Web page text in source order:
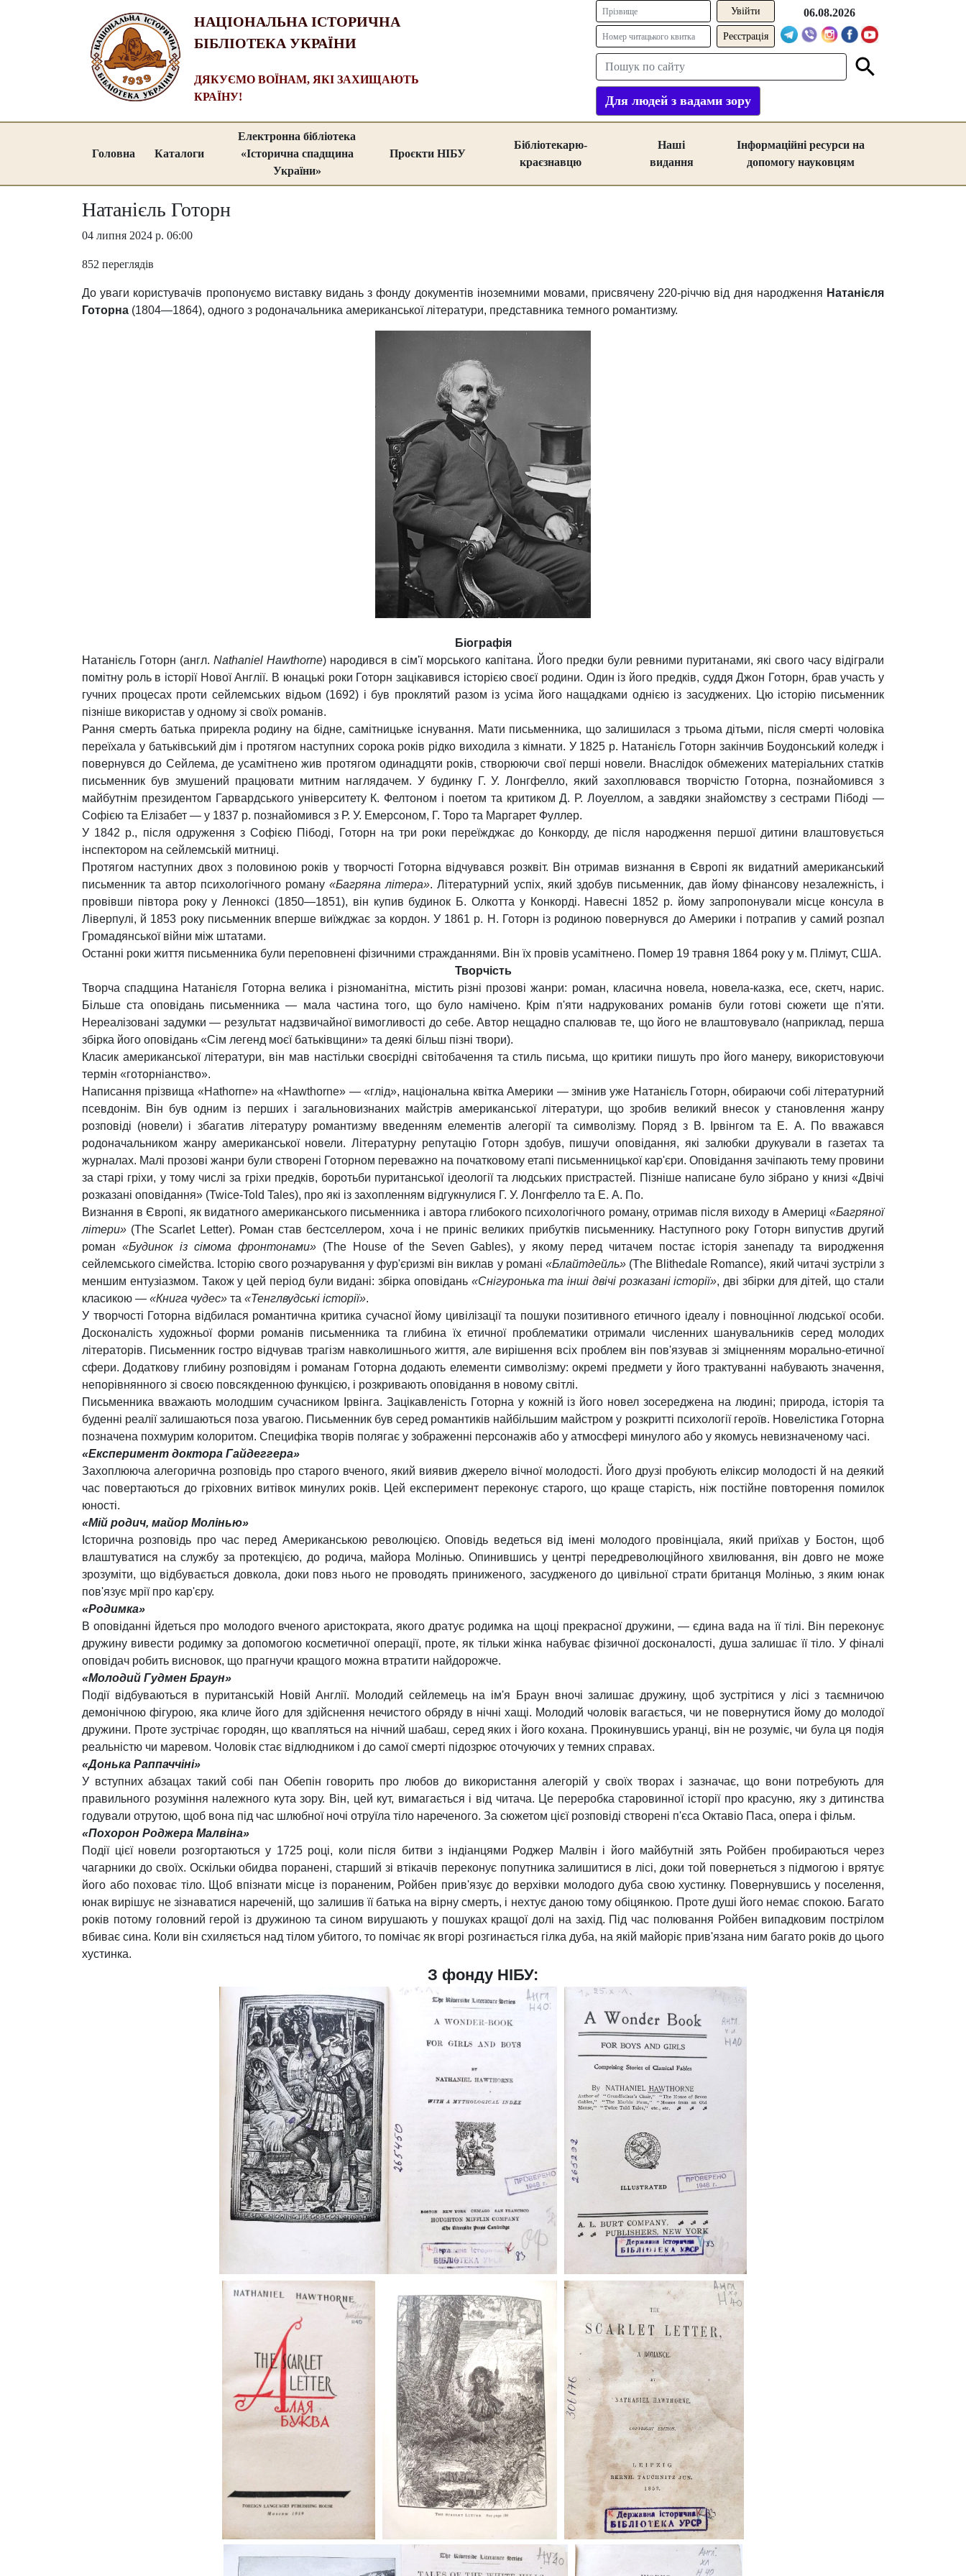
НАЦІОНАЛЬНА ІСТОРИЧНА
БІБЛІОТЕКА УКРАЇНИ
ДЯКУЄМО ВОЇНАМ, ЯКІ ЗАХИЩАЮТЬ
КРАЇНУ!
Реєстрація
06.08.2026
Для людей з вадами зору
Головна Каталоги
Електронна бібліотека
«Історична спадщина
України»
Проєкти НІБУ
Бібліотекарю-
краєзнавцю
Наші
видання
Інформаційні ресурси на
допомогу науковцям
Натанієль Готорн
04 липня 2024 р. 06:00
852 переглядів
До уваги користувачів пропонуємо виставку видань з фонду документів іноземними мовами, присвячену 220-річчю від дня народження Натанієля
Готорна (1804—1864), одного з родоначальника американської літератури, представника темного романтизму.
Біографія
Натанієль Готорн (англ.Nathaniel Hawthorne) народився в сім'ї морського капітана. Його предки були ревними пуританами, які свого часу відіграли
помітну роль в історії Нової Англії. В юнацькі роки Готорн зацікавився історією своєї родини. Один із його предків, суддя Джон Готорн, брав участь у
гучних процесах проти сейлемських відьом (1692) і був проклятий разом із усіма його нащадками однією із засуджених. Цю історію письменник
пізніше використав у одному зі своїх романів.
Рання смерть батька прирекла родину на бідне, самітницьке існування. Мати письменника, що залишилася з трьома дітьми, після смерті чоловіка
переїхала у батьківський дім і протягом наступних сорока років рідко виходила з кімнати. У 1825 р. Натанієль Готорн закінчив Боудонський коледж і
повернувся до Сейлема, де усамітнено жив протягом одинадцяти років, створюючи свої перші новели. Внаслідок обмежених матеріальних статків
письменник був змушений працювати митним наглядачем. У будинку Г. У. Лонгфелло, який захоплювався творчістю Готорна, познайомився з
майбутнім президентом Гарвардського університету К. Фелтоном і поетом та критиком Д. Р. Лоуеллом, а завдяки знайомству з сестрами Пібоді —
Софією та Елізабет — у 1837 р. познайомився з Р. У. Емерсоном, Г. Торо та Маргарет Фуллер.
У 1842 р., після одруження з Софією Пібоді, Готорн на три роки переїжджає до Конкорду, де після народження першої дитини влаштовується
інспектором на сейлемській митниці.
Протягом наступних двох з половиною років у творчості Готорна відчувався розквіт. Він отримав визнання в Європі як видатний американський
письменник та автор психологічного роману«Багряна літера». Літературний успіх, який здобув письменник, дав йому фінансову незалежність, і
провівши півтора року у Ленноксі (1850—1851), він купив будинок Б. Олкотта у Конкорді. Навесні 1852 р. йому запропонували місце консула в
Ліверпулі, й 1853 року письменник вперше виїжджає за кордон. У 1861 р. Н. Готорн із родиною повернувся до Америки і потрапив у самий розпал
Громадянської війни між штатами.
Останні роки життя письменника були переповнені фізичними стражданнями. Він їх провів усамітнено. Помер 19 травня 1864 року у м. Плімут, США.
Творчість
Творча спадщина Натанієля Готорна велика і різноманітна, містить різні прозові жанри: роман, класична новела, новела-казка, есе, скетч, нарис.
Більше ста оповідань письменника — мала частина того, що було намічено. Крім п'яти надрукованих романів були готові сюжети ще п'яти.
Нереалізовані задумки — результат надзвичайної вимогливості до себе. Автор нещадно спалював те, що його не влаштовувало (наприклад, перша
збірка його оповідань «Сім легенд моєї батьківщини» та деякі більш пізні твори).
Класик американської літератури, він мав настільки своєрідні світобачення та стиль письма, що критики пишуть про його манеру, використовуючи
термін «готорніанство».
Написання прізвища «Hathorne» на «Hawthorne» — «глід», національна квітка Америки — змінив уже Натанієль Готорн, обираючи собі літературний
псевдонім. Він був одним із перших і загальновизнаних майстрів американської літератури, що зробив великий внесок у становлення жанру
розповіді (новели) і збагатив літературу романтизму введенням елементів алегорії та символізму. Поряд з В. Ірвінгом та Е. А. По вважався
родоначальником жанру американської новели. Літературну репутацію Готорн здобув, пишучи оповідання, які залюбки друкували в газетах та
журналах. Малі прозові жанри були створені Готорном переважно на початковому етапі письменницької кар'єри. Оповідання зачіпають тему провини
за старі гріхи, у тому числі за гріхи предків, боротьби пуританської ідеології та людських пристрастей. Пізніше написане було зібрано у книзі «Двічі
розказані оповідання» (Twice-Told Tales), про які із захопленням відгукнулися Г. У. Лонгфелло та Е. А. По.
Визнання в Європі, як видатного американського письменника і автора глибокого психологічного роману, отримав після виходу в Америці «Багряної
літери» (The Scarlet Letter). Роман став бестселлером, хоча і не приніс великих прибутків письменнику. Наступного року Готорн випустив другий
роман «Будинок із сімома фронтонами»(The House of the Seven Gables), у якому перед читачем постає історія занепаду та виродження
сейлемського сімейства. Історію свого розчарування у фур'єризмі він виклав у романі «Блайтдейль»(The Blithedale Romance), який читачі зустріли з
меншим ентузіазмом. Також у цей період були видані: збірка оповідань «Снігуронька та інші двічі розказані історії», дві збірки для дітей, що стали
класикою — «Книга чудес» та «Тенглвудські історії».
У творчості Готорна відбилася романтична критика сучасної йому цивілізації та пошуки позитивного етичного ідеалу і повноцінної людської особи.
Досконалість художньої форми романів письменника та глибина їх етичної проблематики отримали численних шанувальників серед молодих
літераторів. Письменник гостро відчував трагізм навколишнього життя, але вирішення всіх проблем він пов'язував зі зміцненням морально-етичної
сфери. Додаткову глибину розповідям і романам Готорна додають елементи символізму: окремі предмети у його трактуванні набувають значення,
непорівнянного зі своєю повсякденною функцією, і розкривають оповідання в новому світлі.
Письменника вважають молодшим сучасником Ірвінга. Зацікавленість Готорна у кожній із його новел зосереджена на людині; природа, історія та
буденні реалії залишаються поза увагою. Письменник був серед романтиків найбільшим майстром у розкритті психології героїв. Новелістика Готорна
позначена похмурим колоритом. Специфіка творів полягає у зображенні персонажів або у атмосфері минулого або у якомусь невизначеному часі.
«Експеримент доктора Гайдеггера»
Захоплююча алегорична розповідь про старого вченого, який виявив джерело вічної молодості. Його друзі пробують еліксир молодості й на деякий
час повертаються до гріховних витівок минулих років. Цей експеримент переконує старого, що краще старість, ніж постійне повторення помилок
юності.
«Мій родич, майор Молінью»
Історична розповідь про час перед Американською революцією. Оповідь ведеться від імені молодого провінціала, який приїхав у Бостон, щоб
влаштуватися на службу за протекцією, до родича, майора Молінью. Опинившись у центрі передреволюційного хвилювання, він довго не може
зрозуміти, що відбувається довкола, доки повз нього не проводять приниженого, засудженого до цивільної страти британця Молінью, з яким юнак
пов'язує мрії про кар'єру.
«Родимка»
В оповіданні йдеться про молодого вченого аристократа, якого дратує родимка на щоці прекрасної дружини, — єдина вада на її тілі. Він переконує
дружину вивести родимку за допомогою косметичної операції, проте, як тільки жінка набуває фізичної досконалості, душа залишає її тіло. У фіналі
оповідач робить висновок, що прагнучи кращого можна втратити найдорожче.
«Молодий Гудмен Браун»
Події відбуваються в пуританській Новій Англії. Молодий сейлемець на ім'я Браун вночі залишає дружину, щоб зустрітися у лісі з таємничою
демонічною фігурою, яка кличе його для здійснення нечистого обряду в нічні хащі. Молодий чоловік вагається, чи не повернутися йому до молодої
дружини. Проте зустрічає городян, що квапляться на нічний шабаш, серед яких і його кохана. Прокинувшись уранці, він не розуміє, чи була ця подія
реальністю чи маревом. Чоловік стає відлюдником і до самої смерті підозрює оточуючих у темних справах.
«Донька Раппаччіні»
У вступних абзацах такий собі пан Обепін говорить про любов до використання алегорій у своїх творах і зазначає, що вони потребують для
правильного розуміння належного кута зору. Він, цей кут, вимагається і від читача. Це переробка старовинної історії про красуню, яку з дитинства
годували отрутою, щоб вона під час шлюбної ночі отруїла тіло нареченого. За сюжетом цієї розповіді створені п'єса Октавіо Паса, опера і фільм.
«Похорон Роджера Малвіна»
Події цієї новели розгортаються у 1725 році, коли після битви з індіанцями Роджер Малвін і його майбутній зять Ройбен пробираються через
чагарники до своїх. Оскільки обидва поранені, старший зі втікачів переконує попутника залишитися в лісі, доки той повернеться з підмогою і врятує
його або поховає тіло. Щоб впізнати місце із пораненим, Ройбен прив'язує до верхівки молодого дуба свою хустинку. Повернувшись у поселення,
юнак вирішує не зізнаватися нареченій, що залишив її батька на вірну смерть, і нехтує даною тому обіцянкою. Проте душі його немає спокою. Багато
років потому головний герой із дружиною та сином вирушають у пошуках кращої долі на захід. Під час полювання Ройбен випадковим пострілом
вбиває сина. Коли він схиляється над тілом убитого, то помічає як вгорі розгинається гілка дуба, на якій майоріє прив'язана ним багато років до цього
хустинка.
З фонду НІБУ: